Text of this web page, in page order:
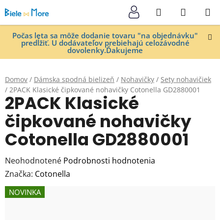
na
obsah
Počas leta sa môže dodanie tovaru "na objednávku"
predĺžiť. U dodávateľov prebiehajú celozávodné
dovolenky.Ďakujeme
Hľadať
KOŠÍK
Domov / Dámska spodná bielizeň / Nohavičky / Sety nohavičiek
/ 2PACK Klasické čipkované nohavičky Cotonella GD2880001
2PACK Klasické
čipkované nohavičky
Cotonella GD2880001
Priemerné
hodnotenie
produktu
je
Neohodnotené Podrobnosti hodnotenia
Značka: Cotonella
NOVINKA